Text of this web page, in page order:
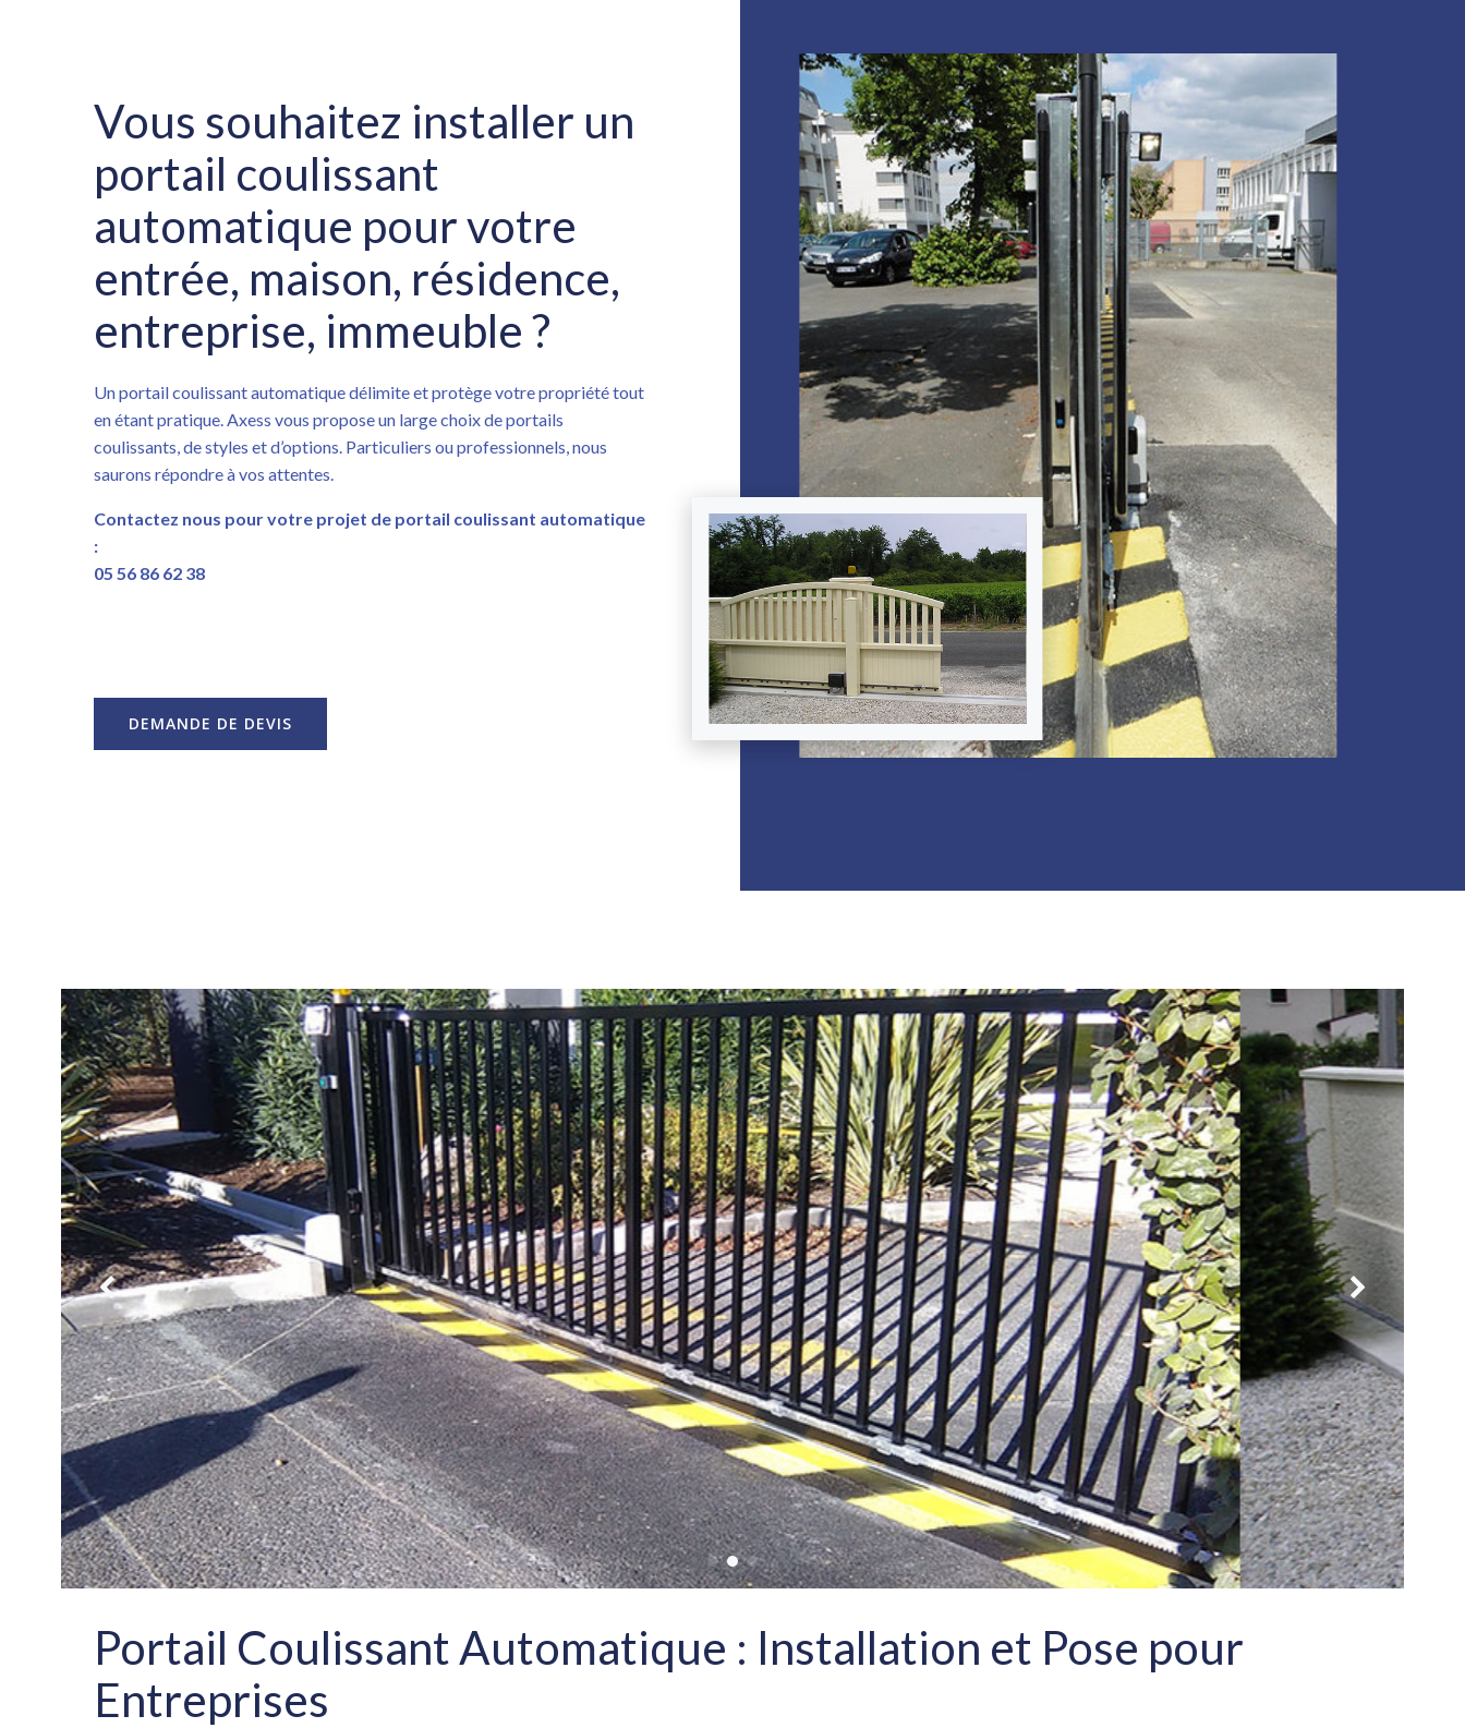
Vous souhaitez installer un
portail coulissant
automatique pour votre
entrée, maison, résidence,
entreprise, immeuble ?
Un portail coulissant automatique délimite et protège votre propriété tout
en étant pratique. Axess vous propose un large choix de portails
coulissants, de styles et d’options. Particuliers ou professionnels, nous
saurons répondre à vos attentes.
Contactez nous pour votre projet de portail coulissant automatique
:
05 56 86 62 38
DEMANDE DE DEVIS
Portail Coulissant Automatique : Installation et Pose pour
Entreprises